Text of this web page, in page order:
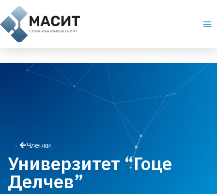
content
Членки
Универзитет “Гоце
Делчев”